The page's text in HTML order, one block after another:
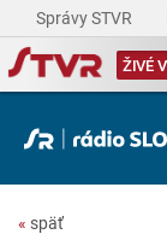
Správy STVR
ŽIVÉ
« späť